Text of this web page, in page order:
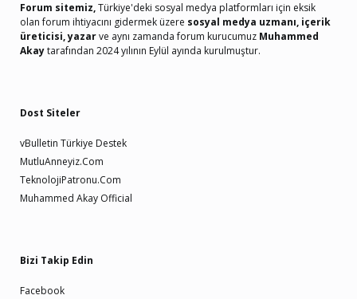
Forum sitemiz,Türkiye'deki sosyal medya platformları için eksik
olan forum ihtiyacını gidermek üzere sosyal medya uzmanı, içerik
üreticisi, yazarve aynı zamanda forum kurucumuz Muhammed
Akaytarafından 2024 yılının Eylül ayında kurulmuştur.
Dost Siteler
vBulletin Türkiye Destek
MutluAnneyiz.Com
TeknolojiPatronu.Com
Muhammed Akay Official
Bizi Takip Edin
Facebook